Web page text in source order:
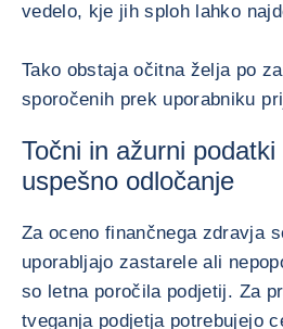
vedelo, kje jih sploh lahko
Tako obstaja očitna želja po
sporočenih prek uporabniku
Točni in ažurni
uspešno odločanje
Za oceno finančnega zdravja
uporabljajo zastarele ali
so letna poročila podjetij. Za
tveganja podjetja potrebujejo